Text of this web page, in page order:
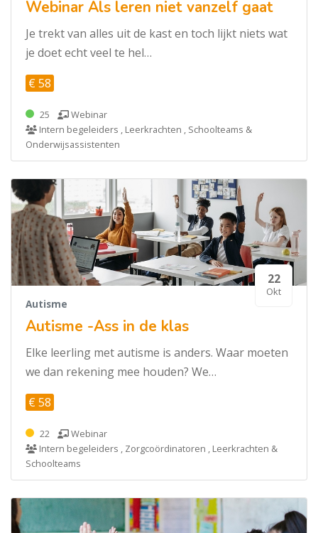
Webinar Als leren niet vanzelf gaat
Je trekt van alles uit de kast en toch lijkt niets wat
je doet echt veel te hel…
€ 58
25
Webinar
Intern begeleiders , Leerkrachten , Schoolteams &
Onderwijsassistenten
22
Okt
Autisme
Autisme -Ass in de klas
Elke leerling met autisme is anders. Waar moeten
we dan rekening mee houden? We…
€ 58
22
Webinar
Intern begeleiders , Zorgcoördinatoren , Leerkrachten &
Schoolteams